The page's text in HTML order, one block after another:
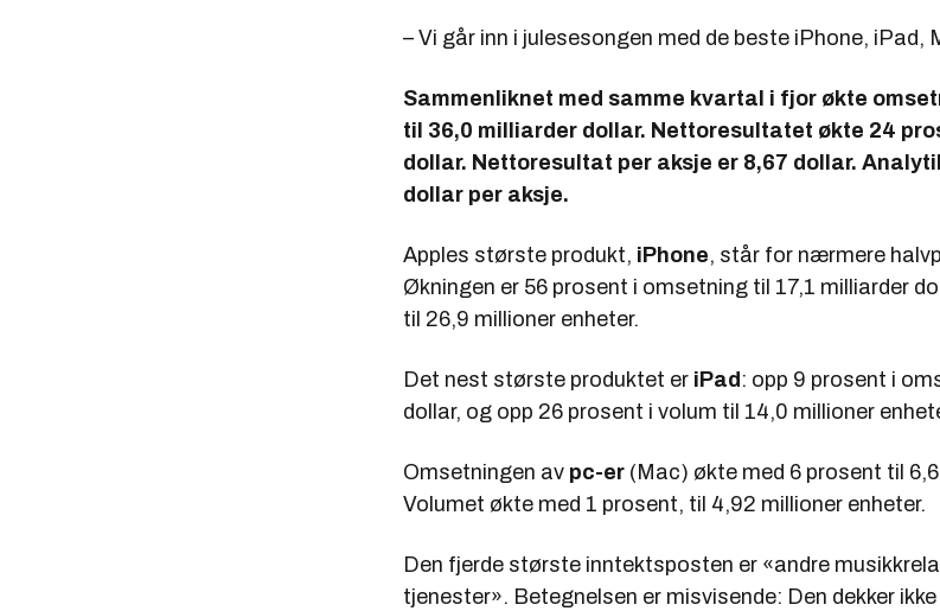
– Vi går inn i julesesongen med de beste iPhone, iPad,
Sammenliknet med samme kvartal i fjor økte
til 36,0 milliarder dollar. Nettoresultatet økte 24
dollar. Nettoresultat per aksje er 8,67 dollar.
dollar per aksje.
Apples største produkt, iPhone, står for nærmere
Økningen er 56 prosent i omsetning til 17,1 milliarder
til 26,9 millioner enheter.
Det nest største produktet er iPad : opp 9 prosent i
dollar, og opp 26 prosent i volum til 14,0 millioner
Omsetningen av pc-er (Mac) økte med 6 prosent til
Volumet økte med 1 prosent, til 4,92 millioner enheter.
Den fjerde største inntektsposten er «andre
tjenester». Betegnelsen er misvisende: Den dekker